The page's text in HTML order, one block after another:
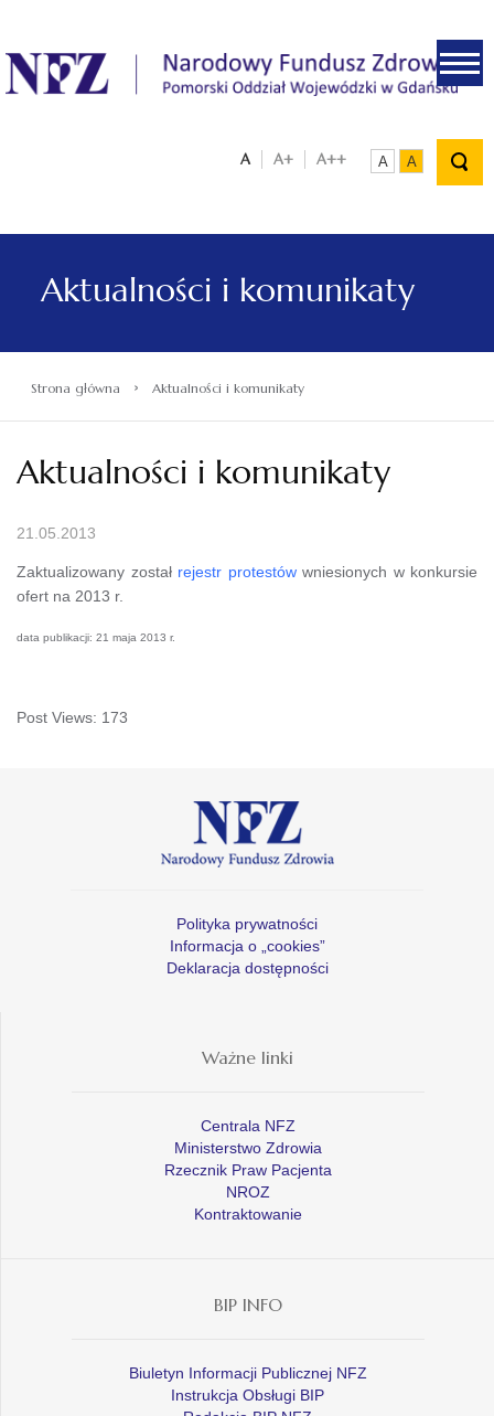
.
A A+ A++ A A
Aktualności i komunikaty
Strona główna › Aktualności i komunikaty
Aktualności i komunikaty
21.05.2013
Zaktualizowany został rejestr protestówwniesionych w konkursie
ofert na 2013 r.
data publikacji: 21 maja 2013 r.
Post Views: 173
Polityka prywatności
Informacja o „cookies”
Deklaracja dostępności
Ważne linki
Centrala NFZ
Ministerstwo Zdrowia
Rzecznik Praw Pacjenta
NROZ
Kontraktowanie
BIP INFO
Biuletyn Informacji Publicznej NFZ
Instrukcja Obsługi BIP